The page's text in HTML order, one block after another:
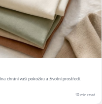
chrání vaši pokožku a životní prostředí.
10 min read